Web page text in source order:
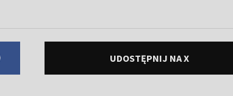
UDOSTĘPNIJ NA X